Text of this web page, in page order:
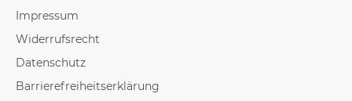
Impressum
Widerrufsrecht
Datenschutz
Barrierefreiheitserklärung